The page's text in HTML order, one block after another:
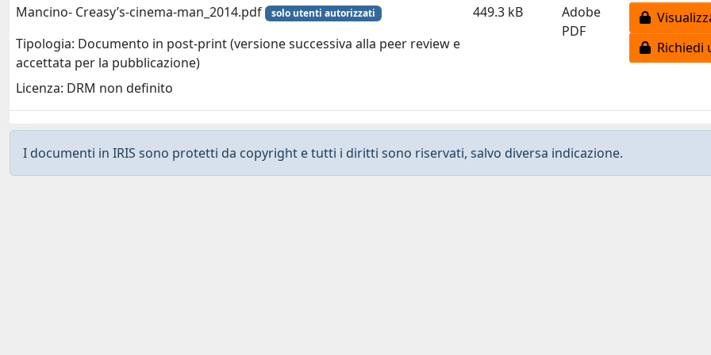
Mancino- Creasy’s-cinema-man_2014.pdf
solo utenti autorizzati
Tipologia: Documento in post-print (versione successiva alla peer review e
accettata per la pubblicazione)
Licenza: DRM non definito
449.3 kB
Adobe
PDF
Richiedi
I documenti in IRIS sono protetti da copyright e tutti i diritti sono riservati, salvo diversa indicazione.